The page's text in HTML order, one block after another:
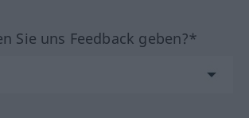
Sie uns Feedback geben?*